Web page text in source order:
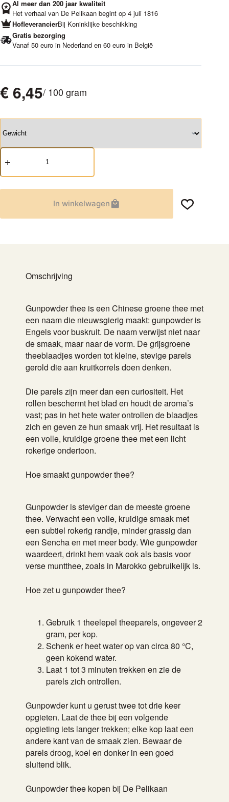
Al meer dan 200 jaar kwaliteit
Het verhaal van De Pelikaan begint op 4 juli 1816
HofleverancierBij Koninklijke beschikking
Gratis bezorging
Vanaf 50 euro in Nederland en 60 euro in België
€ 6,45/ 100 gram
Gunpowder
aantal
In winkelwagen
Omschrijving
Gunpowder thee is een Chinese groene thee met
een naam die nieuwsgierig maakt: gunpowder is
Engels voor buskruit. De naam verwijst niet naar
de smaak, maar naar de vorm. De grijsgroene
theeblaadjes worden tot kleine, stevige parels
gerold die aan kruitkorrels doen denken.
Die parels zijn meer dan een curiositeit. Het
rollen beschermt het blad en houdt de aroma’s
vast; pas in het hete water ontrollen de blaadjes
zich en geven ze hun smaak vrij. Het resultaat is
een volle, kruidige groene thee met een licht
rokerige ondertoon.
Hoe smaakt gunpowder thee?
Gunpowder is steviger dan de meeste groene
thee. Verwacht een volle, kruidige smaak met
een subtiel rokerig randje, minder grassig dan
een Sencha en met meer body. Wie gunpowder
waardeert, drinkt hem vaak ook als basis voor
verse muntthee, zoals in Marokko gebruikelijk is.
Hoe zet u gunpowder thee?
Gebruik 1 theelepel theeparels, ongeveer 2
gram, per kop.
Schenk er heet water op van circa 80 °C,
geen kokend water.
Laat 1 tot 3 minuten trekken en zie de
parels zich ontrollen.
Gunpowder kunt u gerust twee tot drie keer
opgieten. Laat de thee bij een volgende
opgieting iets langer trekken; elke kop laat een
andere kant van de smaak zien. Bewaar de
parels droog, koel en donker in een goed
sluitend blik.
Gunpowder thee kopen bij De Pelikaan